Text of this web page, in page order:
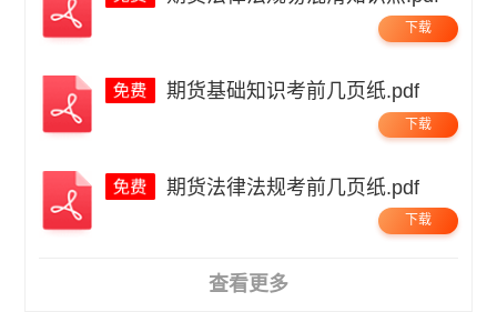
下载
期货基础知识考前几页纸.pdf
下载
期货法律法规考前几页纸.pdf
下载
查看更多